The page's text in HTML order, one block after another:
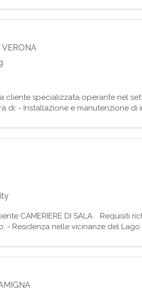
specializzata operante nel
di: - Installazione e manutenzione di
e condizionamento; - Attivit
CAMERIERE DI SALA. Requisiti
- Residenza nelle vicinanze del
al lavoro festivo con ri